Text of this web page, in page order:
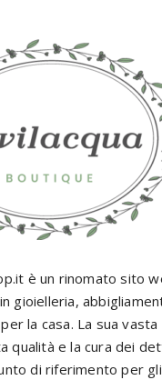
è un rinomato sito
gioielleria,
la casa. La sua
qualità e la cura dei
di riferimento per gli